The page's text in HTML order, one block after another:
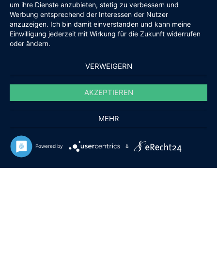
um ihre Dienste anzubieten, stetig zu verbessern und
Werbung entsprechend der Interessen der Nutzer
anzuzeigen. Ich bin damit einverstanden und kann meine
Einwilligung jederzeit mit Wirkung für die Zukunft widerrufen
oder ändern.
VERWEIGERN
AKZEPTIEREN
MEHR
Powered by &